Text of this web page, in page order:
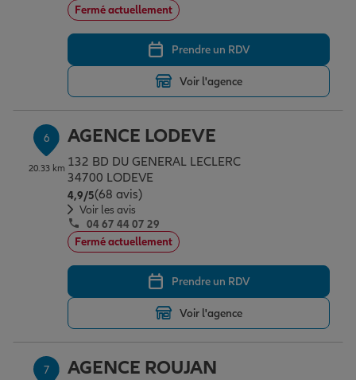
Fermé actuellement
Prendre un RDV
Voir l'agence
6
20.33 km
AGENCE LODEVE
132 BD DU GENERAL LECLERC
34700 LODEVE
4,9/5Note de 4.9 sur 5
(68 avis)
Voir les avis
04 67 44 07 29
Fermé actuellement
Prendre un RDV
Voir l'agence
7 AGENCE ROUJAN